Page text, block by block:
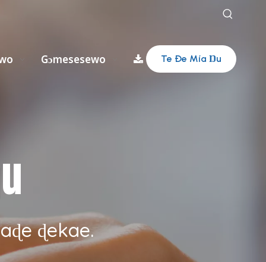
Gɔmesesewo Nudzraɖoƒewo
Te Ðe Mía Ŋu
ɖekae.